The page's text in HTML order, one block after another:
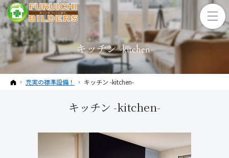
キッチン -kitchen-
ホーム
充実の標準設備！ キッチン -kitchen-
キッチン -kitchen-